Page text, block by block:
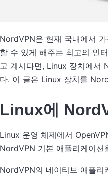
NordVPN은 현재 국내에서
할 수 있게 해주는 최고의 인
고 계시다면, Linux 장치에서
다. 이 글은 Linux 장치를
Linux에
Linux 운영 체제에서
NordVPN 기본 애플리케이션
NordVPN의 네이티브 애플리